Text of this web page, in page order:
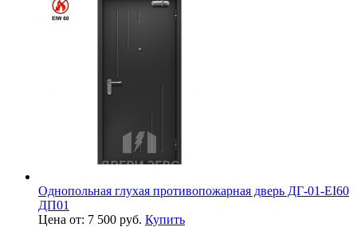
Однопольная глухая противопожарная дверь ДГ-01-EI60
ДП01
Цена от: 7 500 руб. Купить